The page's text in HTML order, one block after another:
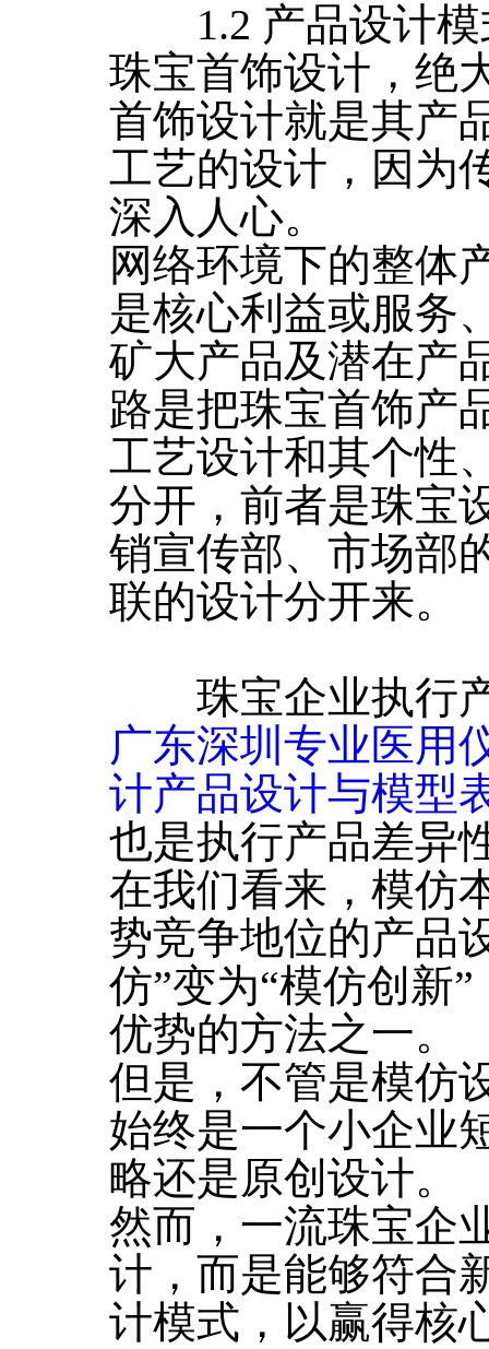
1.2 产品设计模
珠宝首饰设计，绝
首饰设计就是其产
工艺的设计，因为
深入人心。
网络环境下的整体
是核心利益或服务
矿大产品及潜在产
路是把珠宝首饰产
工艺设计和其个性
分开，前者是珠宝
销宣传部、市场部
联的设计分开来。
珠宝企业执行产
广东深圳专业医用
计产品设计与模型
也是执行产品差异
在我们看来，模仿
势竞争地位的产品
仿”变为“模仿创新
优势的方法之一。
但是，不管是模仿
始终是一个小企业
略还是原创设计。
然而，一流珠宝企
计，而是能够符合
计模式，以赢得核